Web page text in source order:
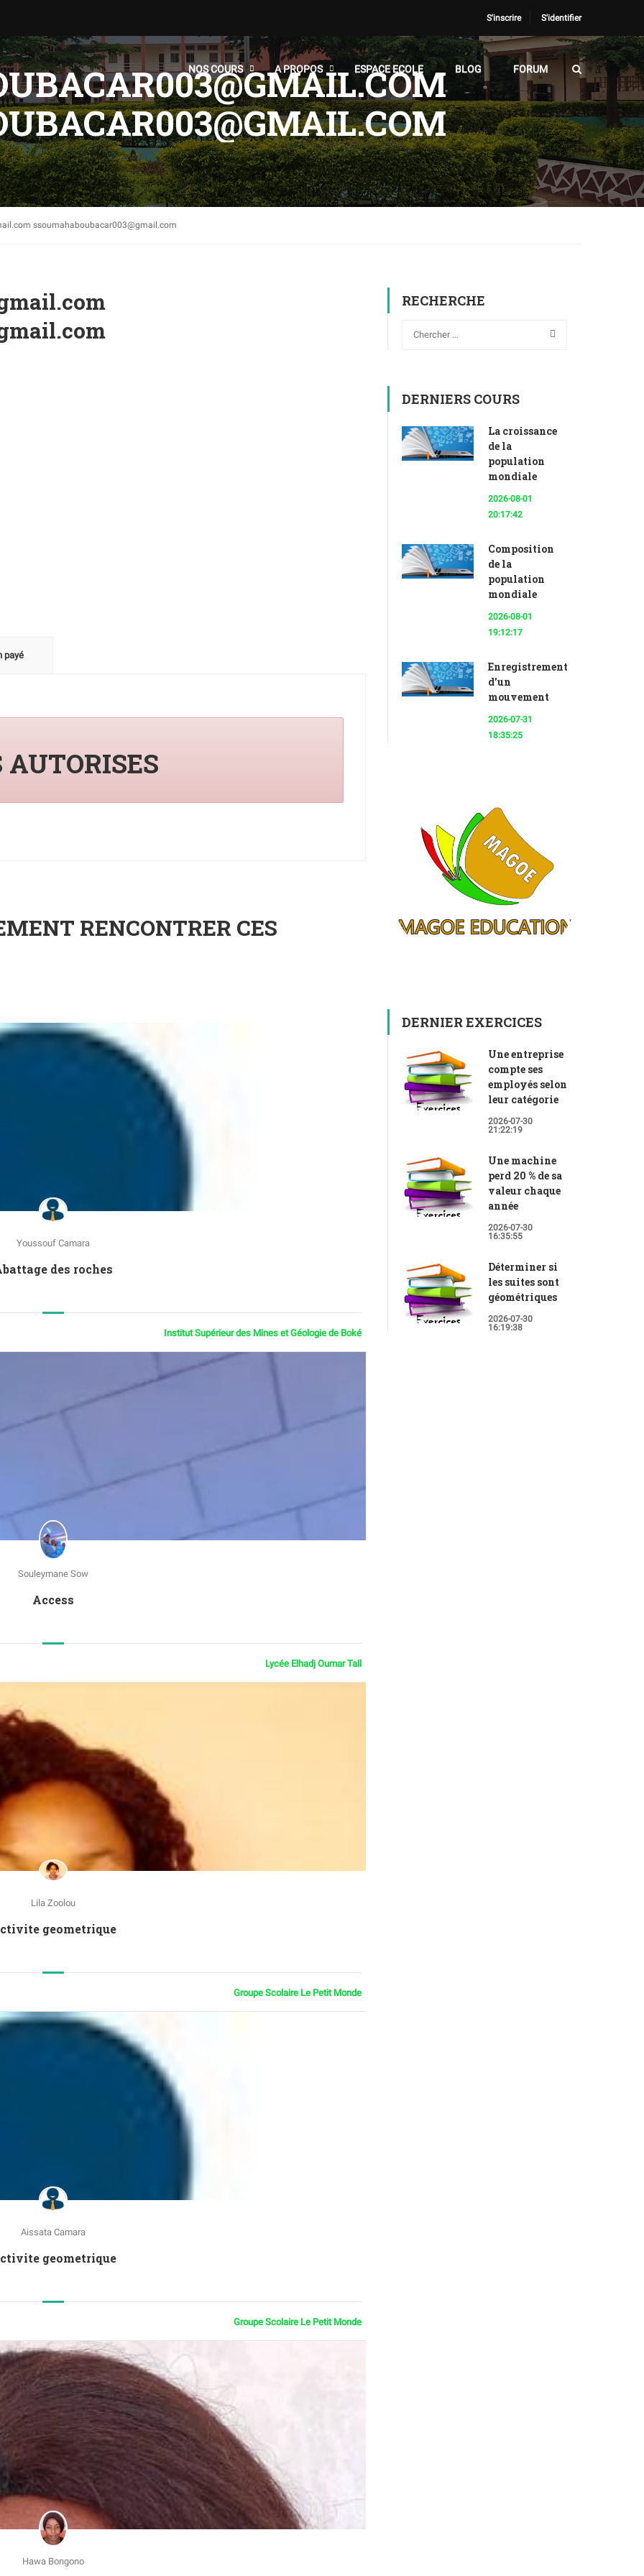
S'inscrire S'identifier
NOS COURS A PROPOS ESPACE ECOLE BLOG FORUM
ssoumahaboubacar003@gmail.com
payé
AUTORISES
RENCONTRER CES
Youssouf Camara
des roches
Institut Supérieur des Mines et Géologie de Boké
Souleymane Sow
Access
Lycée Elhadj Oumar Tall
Lila Zoolou
Activite geometrique
Groupe Scolaire Le Petit Monde
Aissata Camara
Activite geometrique
Groupe Scolaire Le Petit Monde
Hawa Bongono
RECHERCHE
DERNIERS COURS
La croissance
de la
population
mondiale
2026-08-01
20:17:42
Composition
de la
population
mondiale
2026-08-01
19:12:17
Enregistrement
d’un
mouvement
2026-07-31
18:35:25
DERNIER EXERCICES
Une entreprise
compte ses
employés selon
leur catégorie
2026-07-30
21:22:19
Une machine
perd 20 % de sa
valeur chaque
année
2026-07-30
16:35:55
Déterminer si
les suites sont
géométriques
2026-07-30
16:19:38